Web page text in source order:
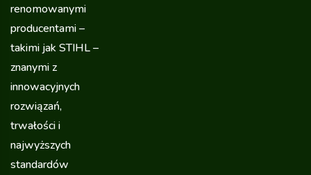
renomowanymi
producentami –
takimi jak STIHL –
znanymi z
innowacyjnych
rozwiązań,
trwałości i
najwyższych
standardów